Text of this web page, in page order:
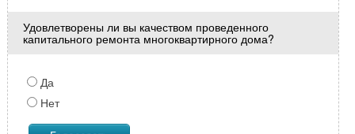
Удовлетворены ли вы качеством проведенного
капитального ремонта многоквартирного дома?
Да
Нет